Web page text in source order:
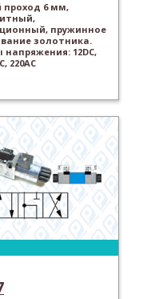
проход 6 мм,
пружинное
золотника.
12DC,
220AC